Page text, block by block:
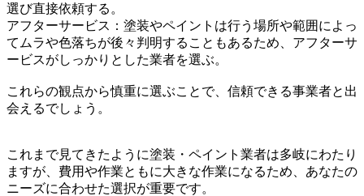
選び直接依頼する。
アフターサービス：塗装やペイントは行う場所や範囲によっ
てムラや色落ちが後々判明することもあるため、アフターサ
ービスがしっかりとした業者を選ぶ。
これらの観点から慎重に選ぶことで、信頼できる事業者と出
会えるでしょう。
これまで見てきたように塗装・ペイント業者は多岐にわたり
ますが、費用や作業ともに大きな作業になるため、あなたの
ニーズに合わせた選択が重要です。